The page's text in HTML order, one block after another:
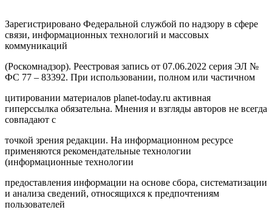
Зарегистрировано Федеральной службой по надзору в сфере
связи, информационных технологий и массовых
коммуникаций
(Роскомнадзор). Реестровая запись от 07.06.2022 серия ЭЛ №
ФС 77 – 83392. При использовании, полном или частичном
цитировании материалов planet-today.ru активная
гиперссылка обязательна. Мнения и взгляды авторов не всегда
совпадают с
точкой зрения редакции. На информационном ресурсе
применяются рекомендательные технологии
(информационные технологии
предоставления информации на основе сбора, систематизации
и анализа сведений, относящихся к предпочтениям
пользователей